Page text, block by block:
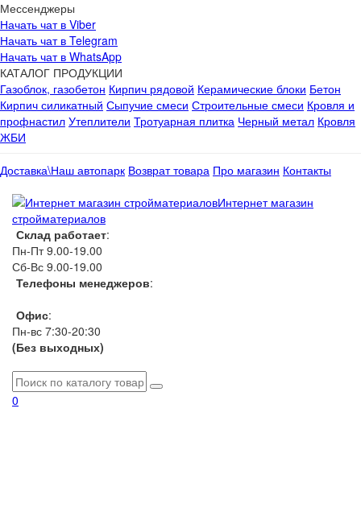
Мессенджеры
Начать чат в Viber
Начать чат в Telegram
Начать чат в WhatsApp
КАТАЛОГ ПРОДУКЦИИ
Газоблок, газобетон Кирпич рядовой Керамические блоки Бетон
Кирпич силикатный Сыпучие смеси Строительные смеси Кровля и
профнастил Утеплители Тротуарная плитка Черный метал Кровля
ЖБИ
Доставка\Наш автопарк Возврат товара Про магазин Контакты
Интернет магазин
стройматериалов
Склад работает:
Пн-Пт 9.00-19.00
Сб-Вс 9.00-19.00
Телефоны менеджеров:
Офис:
Пн-вс 7:30-20:30
(Без выходных)
0